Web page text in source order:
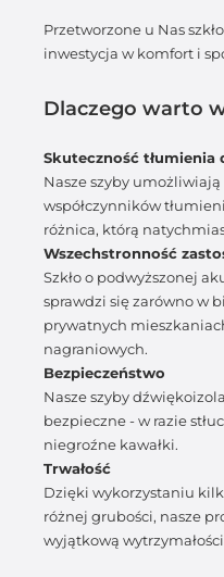
Przetworzone u Nas
inwestycja w komfort i
Dlaczego warto
Skuteczność tłumienia
Nasze szyby
współczynników
różnica, którą
Wszechstronność
Szkło o podwyższonej
sprawdzi się zarówno w
prywatnych
nagraniowych.
Bezpieczeństwo
Nasze szyby
bezpieczne - w razie
niegroźne kawałki.
Trwałość
Dzięki wykorzystaniu
różnej grubości, nasze
wyjątkową